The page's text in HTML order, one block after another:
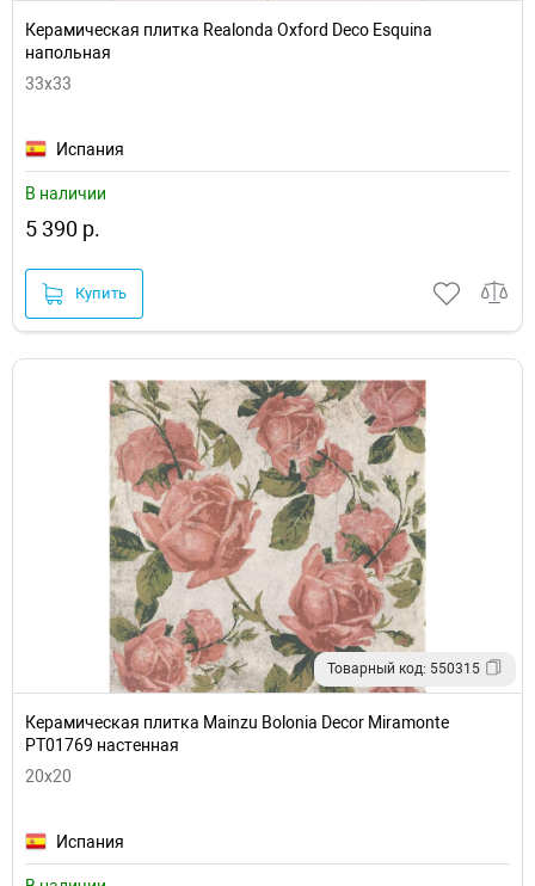
Керамическая плитка Realonda Oxford Deco Esquina
напольная
33x33
Испания
В наличии
5 390 р.
Купить
Товарный код: 550315
Керамическая плитка Mainzu Bolonia Decor Miramonte
PT01769 настенная
20x20
Испания